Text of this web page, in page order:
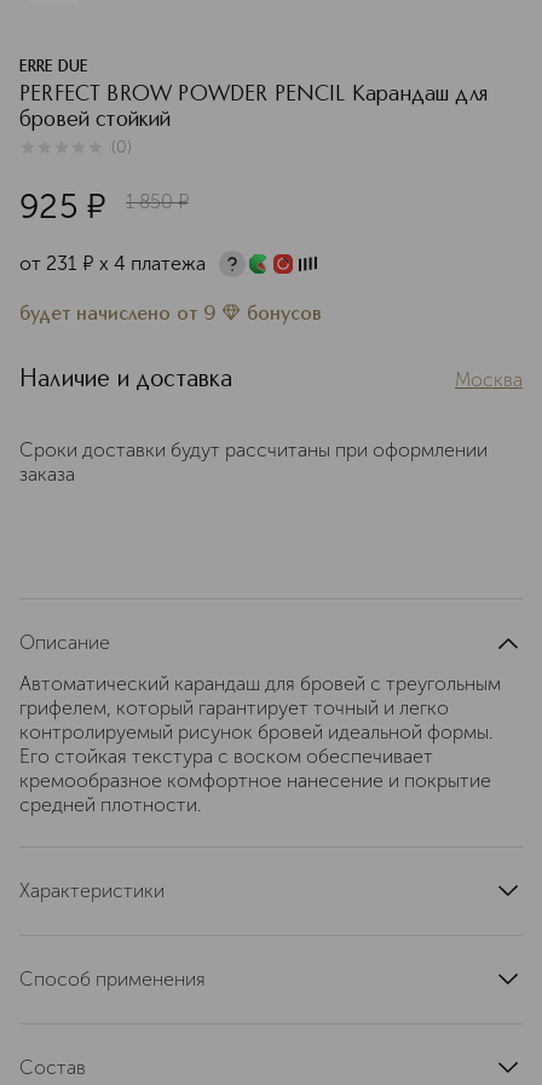
ERRE DUE
PERFECT BROW POWDER PENCIL Карандаш для
бровей стойкий
(0)
925 ¤ 1 850 ¤
от 231 ¤ х 4 платежа
будет начислено от 9 бонусов
Наличие и доставка Москва
Сроки доставки будут рассчитаны при оформлении
заказа
Описание
Автоматический карандаш для бровей с треугольным
грифелем, который гарантирует точный и легко
контролируемый рисунок бровей идеальной формы.
Его стойкая текстура с воском обеспечивает
кремообразное комфортное нанесение и покрытие
средней плотности.
Характеристики
страна производства
Способ применения
бровям четкость, нанося короткие штрихи,
Состав